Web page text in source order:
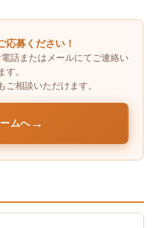
応募ください！
話またはメールにてご連絡い
す。
ご相談いただけます。
ムへ→